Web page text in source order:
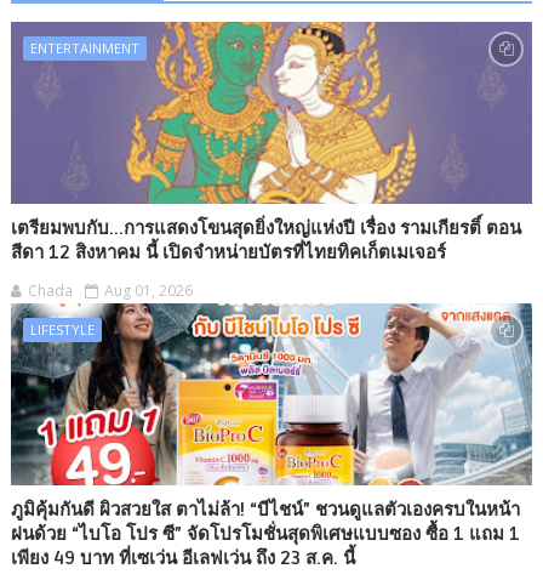
ENTERTAINMENT
เตรียมพบกับ...การแสดงโขนสุดยิ่งใหญ่แห่งปี เรื่อง รามเกียรติ์ ตอน
สีดา 12 สิงหาคม นี้ เปิดจำหน่ายบัตรที่ไทยทิคเก็ตเมเจอร์
Chada Aug 01, 2026
LIFESTYLE
ภูมิคุ้มกันดี ผิวสวยใส ตาไม่ล้า! “บีไชน์” ชวนดูแลตัวเองครบในหน้า
ฝนด้วย “ไบโอ โปร ซี” จัดโปรโมชั่นสุดพิเศษแบบซอง ซื้อ 1 แถม 1
เพียง 49 บาท ที่เซเว่น อีเลฟเว่น ถึง 23 ส.ค. นี้